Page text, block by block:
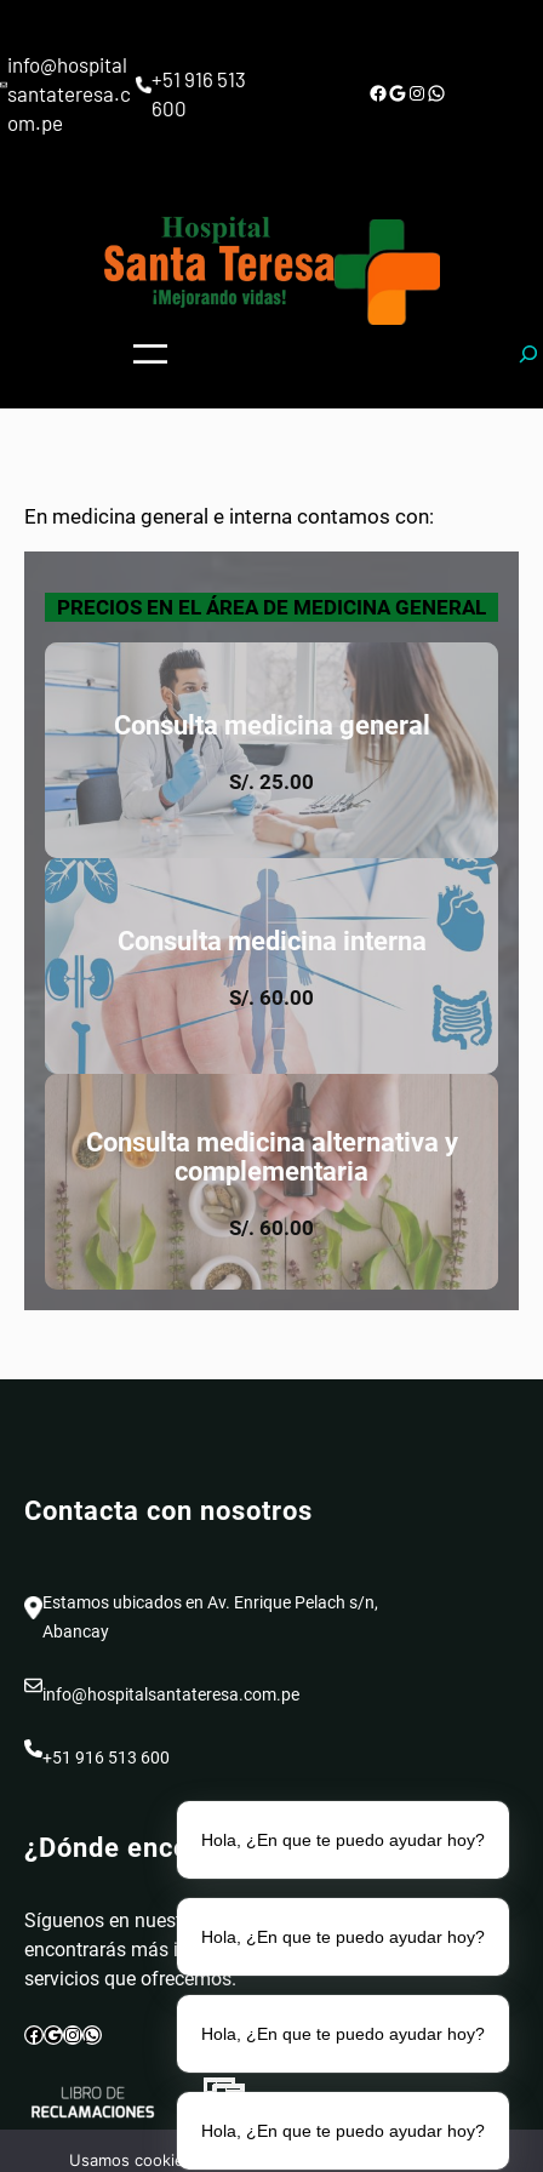
info@hospital
santateresa.c
om.pe
+51 916 513
600
Facebook Google Instagram WhatsApp
S
e
En medicina general e interna contamos con:
PRECIOS EN EL ÁREA DE MEDICINA GENERAL
Consulta medicina general
S/. 25.00
Consulta medicina interna
S/. 60.00
Consulta medicina alternativa y
complementaria
S/. 60.00
Contacta con nosotros
Estamos ubicados en Av. Enrique Pelach s/n,
Abancay
info@hospitalsantateresa.com.pe
+51 916 513 600
¿Dónde encontrarnos?
Síguenos en nuestras redes. Donde
encontrarás más información sobre los
servicios que ofrecemos.
Facebook Google InstagramWhatsApp
Usamos cookies para asegurar que te damos la mejor
Hola, ¿En que te puedo ayudar hoy?
Hola, ¿En que te puedo ayudar hoy?
Hola, ¿En que te puedo ayudar hoy?
Hola, ¿En que te puedo ayudar hoy?